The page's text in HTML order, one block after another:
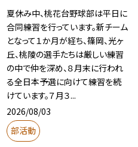
夏休み中、桃花台野球部は平日に
合同練習を行っています。新チーム
となって１か月が経ち、篠岡、光ヶ
丘、桃陵の選手たちは厳しい練習
の中で仲を深め、８月末に行われ
る全日本予選に向けて練習を続
けています。７月３...
2026/08/03
部活動